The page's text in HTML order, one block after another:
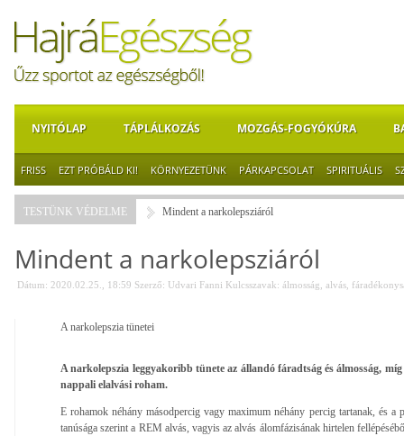
NYITÓLAP TÁPLÁLKOZÁS MOZGÁS-FOGYÓKÚRA
FRISS EZT PRÓBÁLD KI! KÖRNYEZETÜNK PÁRKAPCSOLAT SPIRITUÁLIS
TESTÜNK VÉDELME Mindent a narkolepsziáról
Mindent a narkolepsziáról
Dátum: 2020.02.25., 18:59 Szerző: Udvari Fanni Kulcsszavak: álmosság alvás
A narkolepszia tünetei
A narkolepszia leggyakoribb tünete az állandó fáradtság és álmosság,
nappali elalvási roham.
E rohamok néhány másodpercig vagy maximum néhány percig tartanak, és a
tanúsága szerint a REM alvás, vagyis az alvás álomfázisának hirtelen